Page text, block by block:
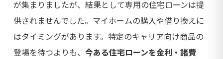
が集まりましたが、結果として専用の住宅ローンは提
供されませんでした。マイホームの購入や借り換えに
はタイミングがあります。特定のキャリア向け商品の
登場を待つよりも、 今ある住宅ローンを金利・諸費